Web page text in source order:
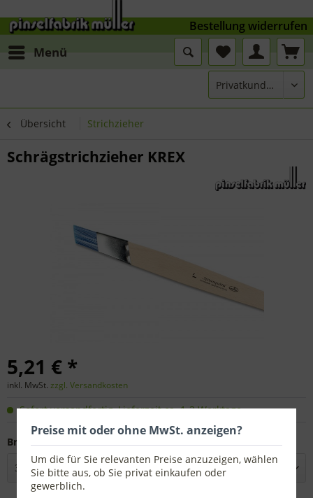
Menü
Übersicht Strichzieher
Schrägstrichzieher KREX
5,21 € *
inkl. MwSt. zzgl. Versandkosten
Sofort versandfertig, Lieferzeit ca. 1-3 Werktage
Breite:
Bestellung widerrufen
Preise mit oder ohne MwSt. anzeigen?
Um die für Sie relevanten Preise anzuzeigen, wählen
Sie bitte aus, ob Sie privat einkaufen oder
gewerblich.